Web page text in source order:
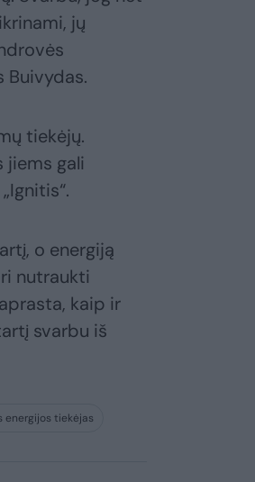
jų
tiekėjų.
jiems gali
o energiją
nutraukti
kaip ir
svarbu iš
energijos tiekėjas